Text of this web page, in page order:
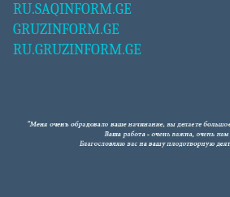
RU.SAQINFORM.GE
GRUZINFORM.GE
RU.GRUZINFORM.GE